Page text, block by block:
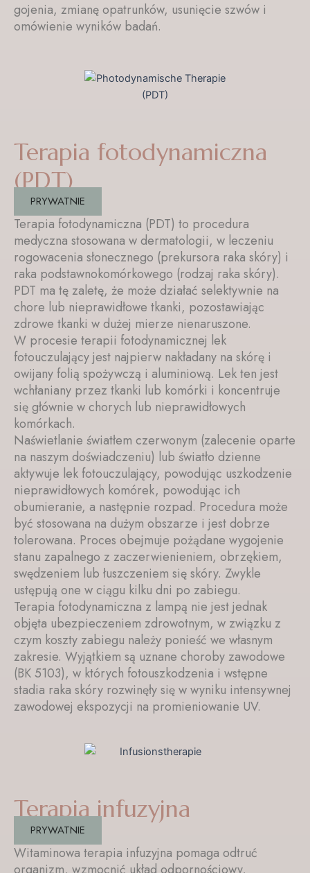
gojenia, zmianę opatrunków, usunięcie szwów i
omówienie wyników badań.
Terapia fotodynamiczna
(PDT)
PRYWATNIE
Terapia fotodynamiczna (PDT) to procedura
medyczna stosowana w dermatologii, w leczeniu
rogowacenia słonecznego (prekursora raka skóry) i
raka podstawnokomórkowego (rodzaj raka skóry).
PDT ma tę zaletę, że może działać selektywnie na
chore lub nieprawidłowe tkanki, pozostawiając
zdrowe tkanki w dużej mierze nienaruszone.
W procesie terapii fotodynamicznej lek
fotouczulający jest najpierw nakładany na skórę i
owijany folią spożywczą i aluminiową. Lek ten jest
wchłaniany przez tkanki lub komórki i koncentruje
się głównie w chorych lub nieprawidłowych
komórkach.
Naświetlanie światłem czerwonym (zalecenie oparte
na naszym doświadczeniu) lub światło dzienne
aktywuje lek fotouczulający, powodując uszkodzenie
nieprawidłowych komórek, powodując ich
obumieranie, a następnie rozpad. Procedura może
być stosowana na dużym obszarze i jest dobrze
tolerowana. Proces obejmuje pożądane wygojenie
stanu zapalnego z zaczerwienieniem, obrzękiem,
swędzeniem lub łuszczeniem się skóry. Zwykle
ustępują one w ciągu kilku dni po zabiegu.
Terapia fotodynamiczna z lampą nie jest jednak
objęta ubezpieczeniem zdrowotnym, w związku z
czym koszty zabiegu należy ponieść we własnym
zakresie. Wyjątkiem są uznane choroby zawodowe
(BK 5103), w których fotouszkodzenia i wstępne
stadia raka skóry rozwinęły się w wyniku intensywnej
zawodowej ekspozycji na promieniowanie UV.
Terapia infuzyjna
PRYWATNIE
Witaminowa terapia infuzyjna pomaga odtruć
organizm, wzmocnić układ odpornościowy,